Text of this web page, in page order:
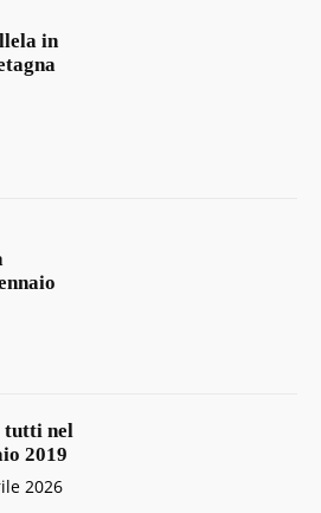
in
tutti nel
2019
2026